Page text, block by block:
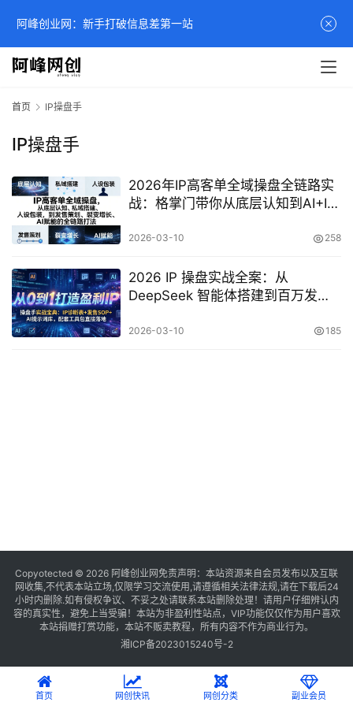
首页 IP操盘手
IP操盘手
2026年IP高客单全域操盘全链路实
战：格掌门带你从底层认知到AI+IP
2026-03-10 258
2026 IP 操盘实战全案：从
DeepSeek 智能体搭建到百万发售
2026-03-10 185
Copyotected © 2026 阿峰创业网 免责声明：本站资源来自会员发布以及互联
网收集,不代表本站立场,仅限学习交流使用,请遵循相关法律法规,请在下载后24
小时内删除.如有侵权争议、不妥之处请联系本站删除处理！请用户仔细辨认内
容的真实性，避免上当受骗！本站为非盈利性站点，VIP功能仅仅作为用户喜欢
本站捐赠打赏功能，本站不贩卖教程，所有内容不作为商业行为。
湘ICP备2023015240号-2
首页 网创快讯 网创分类 副业会员
阿峰创业网：新手打破信息差第一站